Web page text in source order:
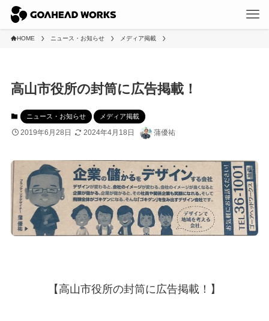
HOME ニュース・お知らせ メディア掲載
高山市役所の封筒に広告掲載！
ニュース・お知らせ メディア掲載
2019年6月28日 2024年4月18日 蒲優祐
【高山市役所の封筒に広告掲載！】